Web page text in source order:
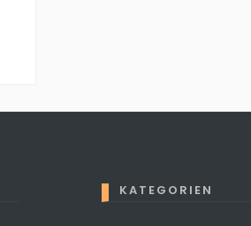
KATEGORIEN